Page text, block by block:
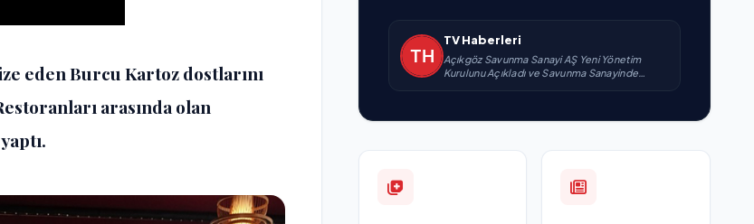
eden Burcu Kartoz dostlarını
arasında olan
TV Haberleri
Açıkgöz Savunma Sanayi AŞ Yeni Yönetim
Kurulunu Açıkladı ve Savunma Sanayinde